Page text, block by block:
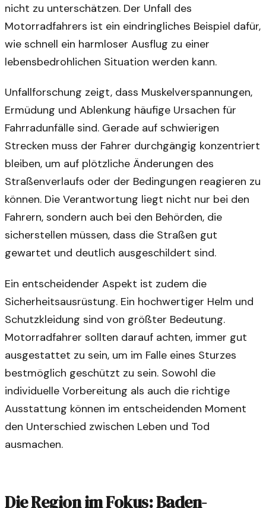
nicht zu unterschätzen. Der Unfall des
Motorradfahrers ist ein eindringliches Beispiel dafür,
wie schnell ein harmloser Ausflug zu einer
lebensbedrohlichen Situation werden kann.
Unfallforschung zeigt, dass Muskelverspannungen,
Ermüdung und Ablenkung häufige Ursachen für
Fahrradunfälle sind. Gerade auf schwierigen
Strecken muss der Fahrer durchgängig konzentriert
bleiben, um auf plötzliche Änderungen des
Straßenverlaufs oder der Bedingungen reagieren zu
können. Die Verantwortung liegt nicht nur bei den
Fahrern, sondern auch bei den Behörden, die
sicherstellen müssen, dass die Straßen gut
gewartet und deutlich ausgeschildert sind.
Ein entscheidender Aspekt ist zudem die
Sicherheitsausrüstung. Ein hochwertiger Helm und
Schutzkleidung sind von größter Bedeutung.
Motorradfahrer sollten darauf achten, immer gut
ausgestattet zu sein, um im Falle eines Sturzes
bestmöglich geschützt zu sein. Sowohl die
individuelle Vorbereitung als auch die richtige
Ausstattung können im entscheidenden Moment
den Unterschied zwischen Leben und Tod
ausmachen.
Die Region im Fokus: Baden-